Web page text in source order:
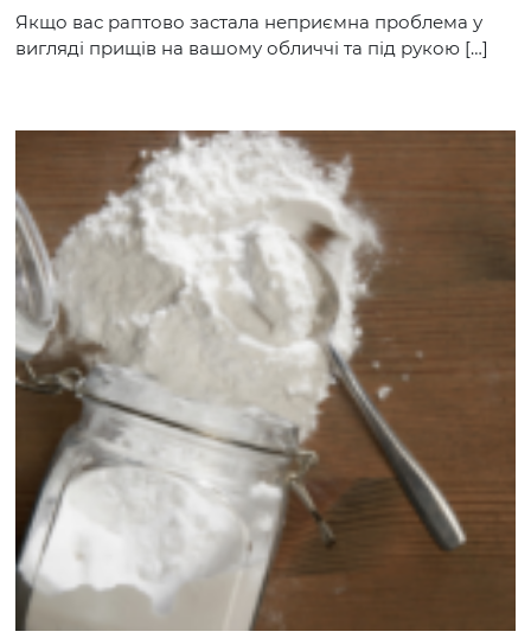
Якщо вас раптово застала неприємна проблема у
вигляді прищів на вашому обличчі та під рукою […]